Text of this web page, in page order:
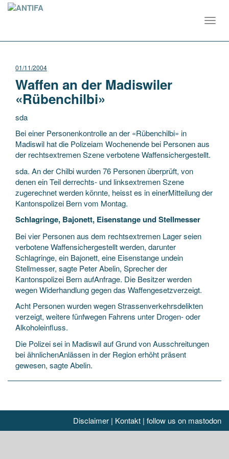
01/11/2004
Waffen an der Madiswiler
«Rübenchilbi»
sda
Bei einer Personenkontrolle an der «Rübenchilbi» in
Madiswil hat die Polizeiam Wochenende bei Personen aus
der rechtsextremen Szene verbotene Waffensichergestellt.
sda. An der Chilbi wurden 76 Personen überprüft, von
denen ein Teil derrechts- und linksextremenSzene
zugerechnet werden könnte, heisst es in einerMitteilung der
Kantonspolizei Bern vom Montag.
Schlagringe, Bajonett, Eisenstange und Stellmesser
Bei vier Personen aus dem rechtsextremen Lager seien
verbotene Waffensichergestellt werden, darunter
Schlagringe, ein Bajonett, eine Eisenstange undein
Stellmesser, sagte Peter Abelin, Sprecher der
Kantonspolizei Bern aufAnfrage. Die Besitzer werden
wegen Widerhandlung gegen das Waffengesetzverzeigt.
Acht Personen wurden wegen Strassenverkehrsdelikten
verzeigt, weitere fünfwegen Fahrens unter Drogen- oder
Alkoholeinfluss.
Die Polizei sei in Madiswil auf Grund von Ausschreitungen
bei ähnlichenAnlässen in der Region erhöht präsent
gewesen, sagte Abelin.
Disclaimer | Kontakt | follow us on mastodon